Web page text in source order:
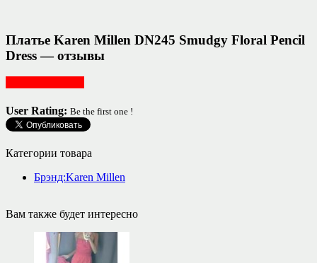
Платье Karen Millen DN245 Smudgy Floral Pencil
Dress — отзывы
User Rating: Be the first one !
Категории товара
Брэнд:Karen Millen
Вам также будет интересно